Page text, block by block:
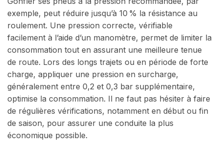
exemple, peut réduire jusqu’à 10 % la résistance au
roulement. Une pression correcte, vérifiable
facilement à l’aide d’un manomètre, permet de limiter la
consommation tout en assurant une meilleure tenue
de route. Lors des longs trajets ou en période de forte
charge, appliquer une pression en surcharge,
généralement entre 0,2 et 0,3 bar supplémentaire,
optimise la consommation. Il ne faut pas hésiter à faire
de régulières vérifications, notamment en début ou fin
de saison, pour assurer une conduite la plus
économique possible.